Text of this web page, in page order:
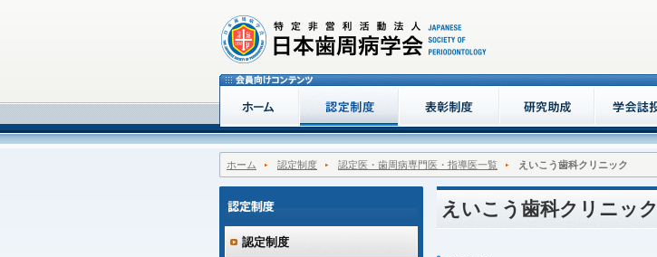
ホーム 認定制度 認定医・歯周病専門医・指導医一覧 えいこう歯科クリニック
えいこう歯科クリニック
認定制度